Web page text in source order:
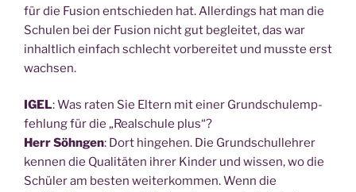
für die Fusi­on ent­schie­den hat. Aller­dings hat man die
Schu­len bei der Fusi­on nicht gut beglei­tet, das war
inhalt­lich ein­fach schlecht vor­be­rei­tet und muss­te erst
wachsen.
IGEL: Was raten Sie Eltern mit einer Grund­schulemp­
feh­lung für die „Real­schu­le plus“?
Herr Söhn­gen: Dort hin­ge­hen. Die Grund­schul­leh­rer
ken­nen die Qua­li­tä­ten ihrer Kin­der und wis­sen, wo die
Schü­ler am bes­ten wei­ter­kom­men. Wenn die